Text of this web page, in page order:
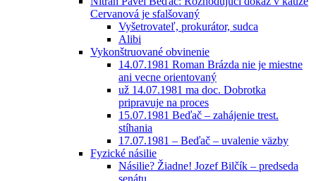
Cervanová je sfalšovaný
Vyšetrovateľ, prokurátor, sudca
Alibi
Vykonštruované obvinenie
14.07.1981 Roman Brázda nie je miestne
ani vecne orientovaný
už 14.07.1981 ma doc. Dobrotka
pripravuje na proces
15.07.1981 Beďač – zahájenie trest.
stíhania
17.07.1981 – Beďač – uvalenie väzby
Fyzické násilie
Násilie? Žiadne! Jozef Bilčík – predseda
senátu